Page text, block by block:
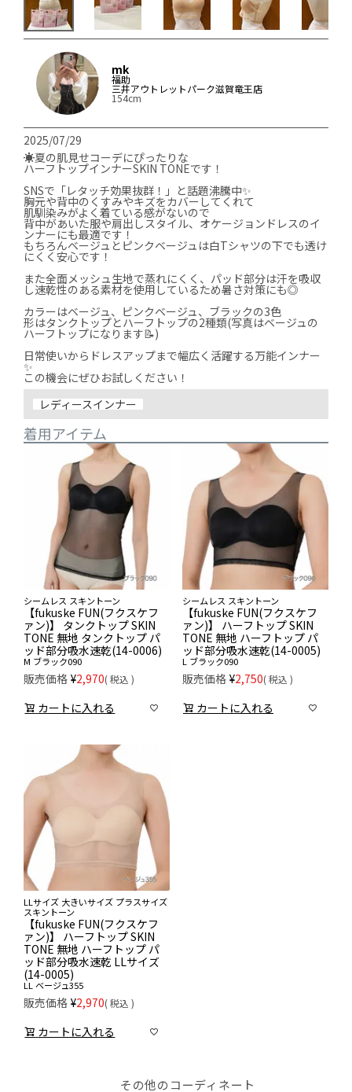
mk
福助
三井アウトレットパーク滋賀竜王店
154cm
2025/07/29
☀️夏の肌見せコーデにぴったりな
ハーフトップインナーSKIN TONEです！
SNSで「レタッチ効果抜群！」と話題沸騰中✨
胸元や背中のくすみやキズをカバーしてくれて
肌馴染みがよく着ている感がないので
背中があいた服や肩出しスタイル、オケージョンドレスのイ
ンナーにも最適です！
もちろんベージュとピンクベージュは白Tシャツの下でも透け
にくく安心です！
また全面メッシュ生地で蒸れにくく、パッド部分は汗を吸収
し速乾性のある素材を使用しているため暑さ対策にも◎
カラーはベージュ、ピンクベージュ、ブラックの3色
形はタンクトップとハーフトップの2種類(写真はベージュの
ハーフトップになります📝)
日常使いからドレスアップまで幅広く活躍する万能インナー
✨
この機会にぜひお試しください！
レディースインナー
着用アイテム
シームレス スキントーン
【fukuske FUN(フクスケフ
ァン)】 タンクトップ SKIN
TONE 無地 タンクトップ パ
ッド部分吸水速乾(14-0006)
M ブラック090
販売価格 ¥2,970 税込
カートに入れる
シームレス スキントーン
【fukuske FUN(フクスケフ
ァン)】 ハーフトップ SKIN
TONE 無地 ハーフトップ パ
ッド部分吸水速乾(14-0005)
L ブラック090
販売価格 ¥2,750 税込
カートに入れる
LLサイズ 大きいサイズ プラスサイズ
スキントーン
【fukuske FUN(フクスケフ
ァン)】 ハーフトップ SKIN
TONE 無地 ハーフトップ パ
ッド部分吸水速乾 LLサイズ
(14-0005)
LL ベージュ355
販売価格 ¥2,970 税込
カートに入れる
その他のコーディネート